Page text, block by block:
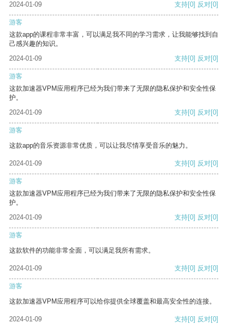
2024-01-09 支持[0] 反对[0]
游客
这款app的课程非常丰富，可以满足我不同的学习需求，让我能够找到自
己感兴趣的知识。
2024-01-09
支持[0] 反对[0]
游客
这款加速器VPM应用程序已经为我们带来了无限的隐私保护和安全性保
护。
2024-01-09
支持[0] 反对[0]
游客
这款app的音乐资源非常优质，可以让我尽情享受音乐的魅力。
2024-01-09 支持[0] 反对[0]
游客
这款加速器VPM应用程序已经为我们带来了无限的隐私保护和安全性保
护。
2024-01-09
支持[0] 反对[0]
游客
这款软件的功能非常全面，可以满足我所有需求。
2024-01-09 支持[0] 反对[0]
游客
这款加速器VPM应用程序可以给你提供全球覆盖和最高安全性的连接。
2024-01-09 支持[0] 反对[0]